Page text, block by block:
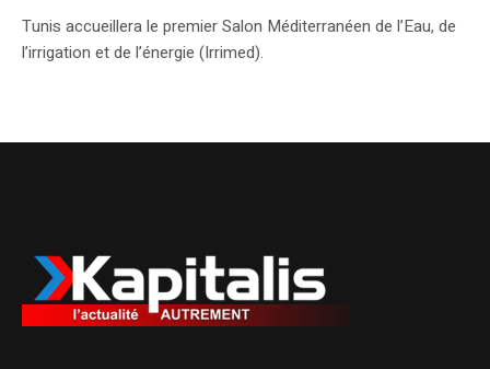
Tunis accueillera le premier Salon Méditerranéen de l’Eau, de
l’irrigation et de l’énergie (Irrimed).